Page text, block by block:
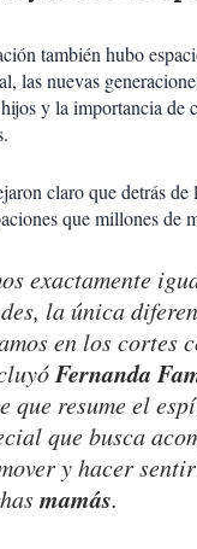
también hubo
las nuevas
y la importancia de
claro que detrás de
que millones de
exactamente
la única
en los cortes
Fernanda
que resume el
que busca
y hacer
mamás.